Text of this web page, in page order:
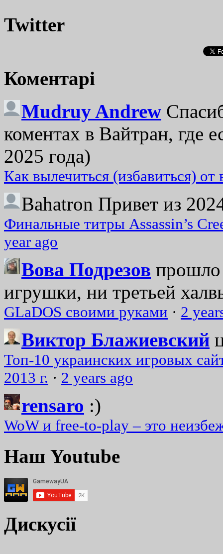
Twitter
Коментарі
Mudruy Andrew
коментах в Вайтран, где
2025 года)
Как вылечиться (избавиться)
Bahatron Привет из
Финальные титры Assassin’s
year ago
Вова Подрезов прошло
игрушки, ни третьей
GLaDOS своими руками · 2
Виктор Блажиевский
Топ-10 украинских игровых
2013 г. · 2 years ago
rensaro :)
WoW и free-to-play – это
Наш Youtube
Дискусії